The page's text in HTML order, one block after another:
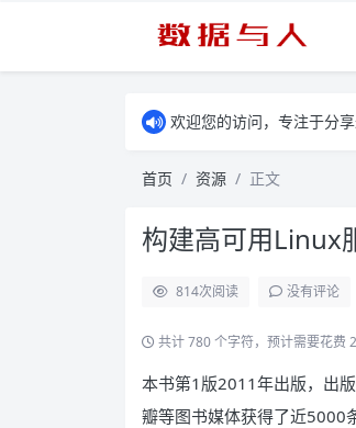
欢迎您的访问，专注于分
首页 资源 正文
构建高可用Linux
814次阅读 没有评论
共计 780 个字符，预计需要花费
本书第1版2011年出版，出
瓣等图书媒体获得了近5000